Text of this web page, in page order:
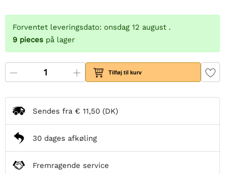
Forventet leveringsdato: onsdag 12 august .
9 pieces på lager
Tilføj til kurv
Sendes fra € 11,50 (DK)
30 dages afkøling
Fremragende service